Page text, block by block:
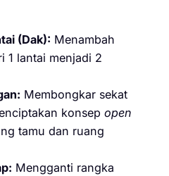
(Dak): Menambah
1 lantai menjadi 2
Membongkar sekat
konsep open
tamu dan ruang
Mengganti rangka